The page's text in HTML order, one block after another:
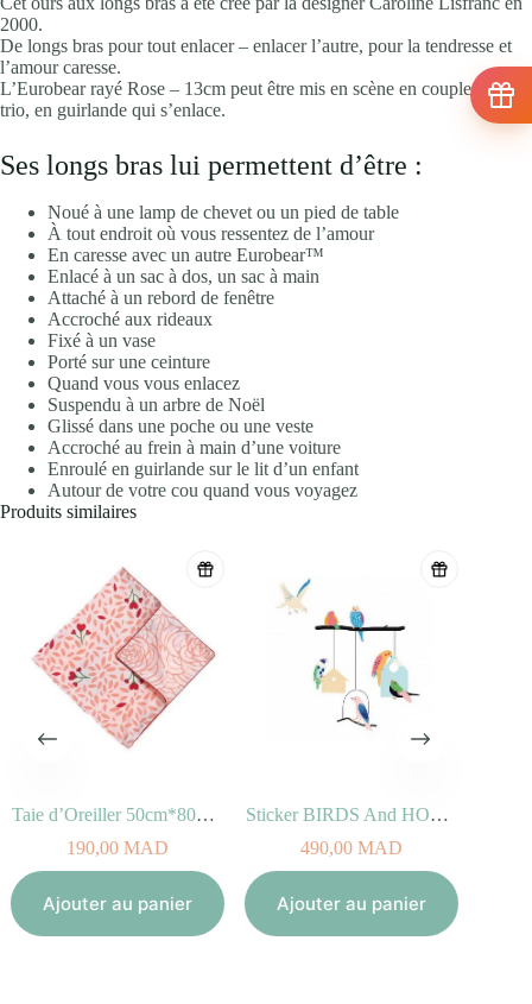
2000.
De longs bras pour tout enlacer – enlacer l’autre, pour la tendresse et
l’amour caresse.
L’Eurobear rayé Rose – 13cm peut être mis en scène en couple, en
trio, en guirlande qui s’enlace.
Ses longs bras lui permettent d’être :
Noué à une lamp de chevet ou un pied de table
À tout endroit où vous ressentez de l’amour
En caresse avec un autre Eurobear™
Enlacé à un sac à dos, un sac à main
Attaché à un rebord de fenêtre
Accroché aux rideaux
Fixé à un vase
Porté sur une ceinture
Quand vous vous enlacez
Suspendu à un arbre de Noël
Glissé dans une poche ou une veste
Accroché au frein à main d’une voiture
Enroulé en guirlande sur le lit d’un enfant
Autour de votre cou quand vous voyagez
Produits similaires
Taie d’Oreiller 50cm*80cm – Romance
190,00MAD
Ajouter au panier
Sticker BIRDS And HOUSES (100% vinyle, 50x40cm)
490,00MAD
Ajouter au panier